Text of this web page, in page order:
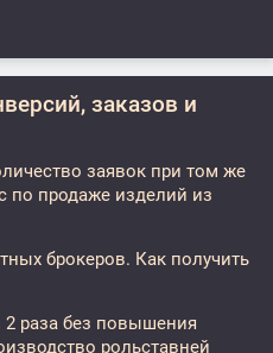
заказов и
заявок при том же
по продаже изделий из
брокеров. Как получить
раза без повышения
рольставней